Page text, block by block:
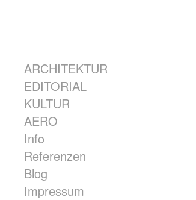
ARCHITEKTUR
EDITORIAL
KULTUR
AERO
Info
Referenzen
Blog
Impressum